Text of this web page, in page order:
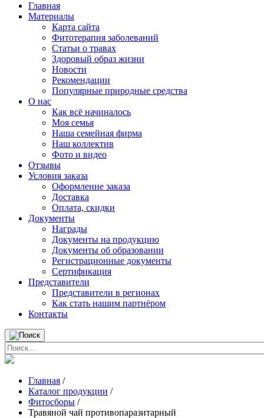
Главная
Материалы
Карта сайта
Фитотерапия заболеваний
Статьи о травах
Здоровый образ жизни
Новости
Рекомендации
Популярные природные средства
О нас
Как всё начиналось
Моя семья
Наша семейная фирма
Наш коллектив
Фото и видео
Отзывы
Условия заказа
Оформление заказа
Доставка
Оплата, скидки
Документы
Награды
Документы на продукцию
Документы об образовании
Регистрационные документы
Сертификация
Представители
Представители в регионах
Как стать нашим партнёром
Контакты
Главная /
Каталог продукции /
Фитосборы /
Травяной чай противопаразитарный